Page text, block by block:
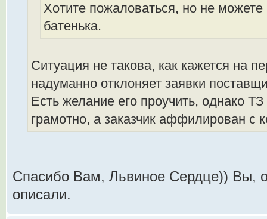
Хотите пожаловаться, но не
батенька.
Ситуация не такова, как кажется на
надуманно отклоняет заявки
Есть желание его проучить, однако
грамотно, а заказчик аффилирован с
Спасибо Вам, Львиное Сердце)) Вы,
описали.